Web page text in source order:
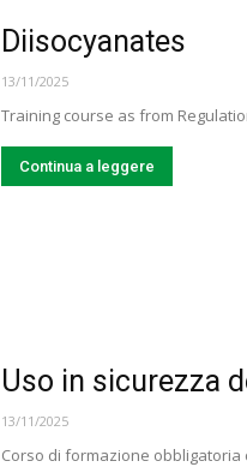
Diisocyanates
13/11/2025
Training course as from
Continua a leggere
Uso in sicurezza
13/11/2025
Corso di formazione obbligatoria